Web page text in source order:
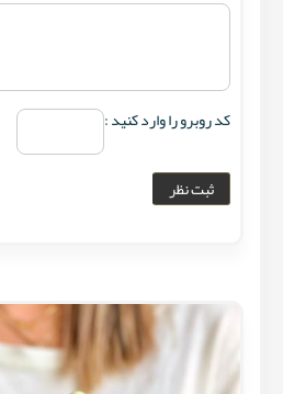
کد روبرو را وارد کنید :